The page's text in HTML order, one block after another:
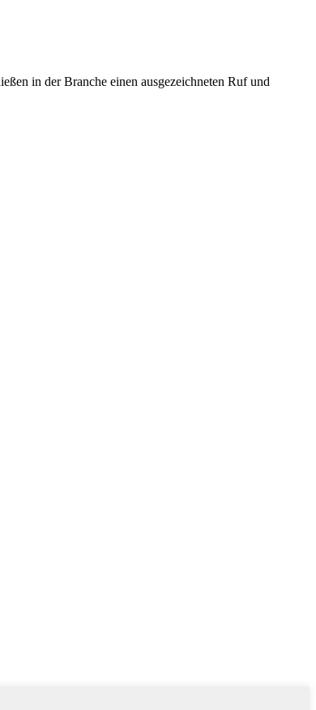
in der Branche einen ausgezeichneten Ruf und